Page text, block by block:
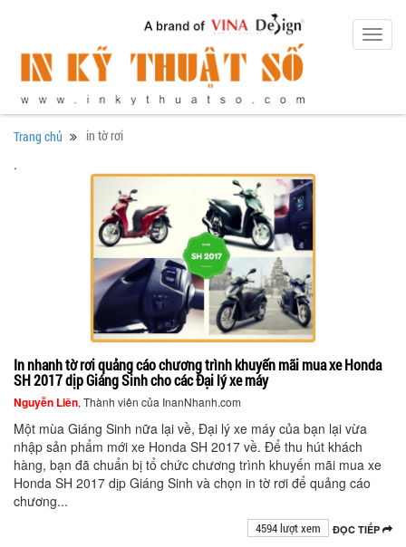
Trang chủ in tờ rơi
.
In nhanh tờ rơi quảng cáo chương trình khuyến mãi mua xe Honda
SH 2017 dịp Giáng Sinh cho các Đại lý xe máy
Nguyễn Liên, Thành viên của InanNhanh.com
Một mùa Giáng Sinh nữa lại về, Đại lý xe máy của bạn lại vừa
nhập sản phẩm mới xe Honda SH 2017 về. Để thu hút khách
hàng, bạn đã chuẩn bị tổ chức chương trình khuyến mãi mua xe
Honda SH 2017 dịp Giáng Sinh và chọn in tờ rơi để quảng cáo
chương...
ĐỌC TIẾP
4594 lượt xem